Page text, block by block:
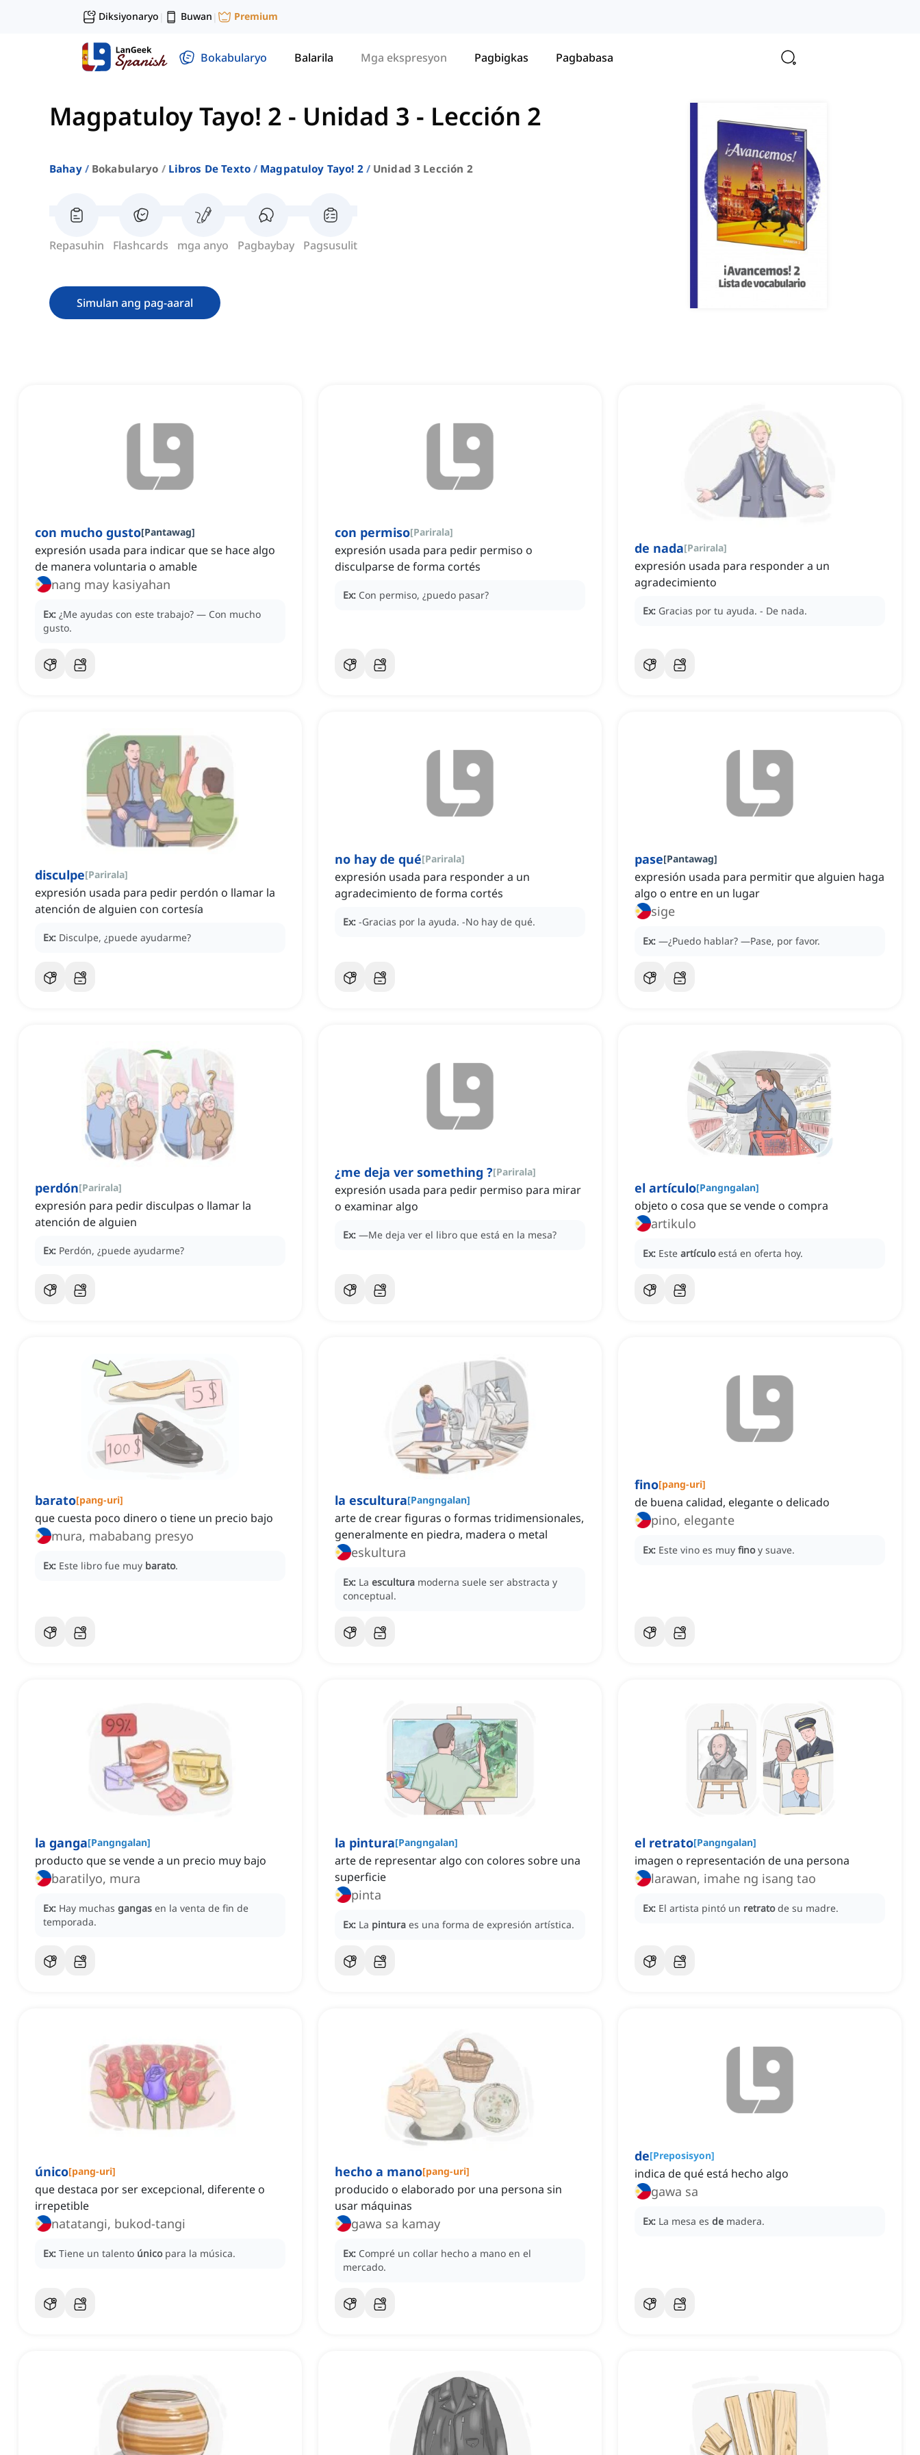
Diksiyonaryo | Buwan | Premium
Bokabularyo Balarila Mga ekspresyon Pagbigkas Pagbabasa
Magpatuloy Tayo! 2 - Unidad 3 - Lección 2
Bahay Bokabularyo Libros De Texto Magpatuloy Tayo! 2 Unidad 3 Lección 2
Repasuhin Flashcards mga anyo Pagbaybay Pagsusulit
Simulan ang pag-aaral
con mucho gusto[Pantawag]
expresión usada para indicar que se hace algo
de manera voluntaria o amable
nang may kasiyahan
Ex: ¿Me ayudas con este trabajo? — Con mucho
gusto.
con permiso[Parirala]
expresión usada para pedir permiso o
disculparse de forma cortés
Ex: Con permiso, ¿puedo pasar?
de nada[Parirala]
expresión usada para responder a un
agradecimiento
Ex: Gracias por tu ayuda. - De nada.
disculpe[Parirala]
expresión usada para pedir perdón o llamar la
atención de alguien con cortesía
Ex: Disculpe, ¿puede ayudarme?
no hay de qué[Parirala]
expresión usada para responder a un
agradecimiento de forma cortés
Ex: -Gracias por la ayuda. -No hay de qué.
pase[Pantawag]
expresión usada para permitir que alguien haga
algo o entre en un lugar
sige
Ex: —¿Puedo hablar? —Pase, por favor.
perdón[Parirala]
expresión para pedir disculpas o llamar la
atención de alguien
Ex: Perdón, ¿puede ayudarme?
¿me deja ver something ?[Parirala]
expresión usada para pedir permiso para mirar
o examinar algo
Ex: —Me deja ver el libro que está en la mesa?
el artículo[Pangngalan]
objeto o cosa que se vende o compra
artikulo
Ex: Este artículo está en oferta hoy.
barato[pang-uri]
que cuesta poco dinero o tiene un precio bajo
mura, mababang presyo
Ex: Este libro fue muy barato.
la escultura[Pangngalan]
arte de crear figuras o formas tridimensionales,
generalmente en piedra, madera o metal
eskultura
Ex: La escultura moderna suele ser abstracta y
conceptual.
fino[pang-uri]
de buena calidad, elegante o delicado
pino, elegante
Ex: Este vino es muy fino y suave.
la ganga[Pangngalan]
producto que se vende a un precio muy bajo
baratilyo, mura
Ex: Hay muchas gangas en la venta de fin de
temporada.
la pintura[Pangngalan]
arte de representar algo con colores sobre una
superficie
pinta
Ex: La pintura es una forma de expresión artística.
el retrato[Pangngalan]
imagen o representación de una persona
larawan, imahe ng isang tao
Ex: El artista pintó un retrato de su madre.
único[pang-uri]
que destaca por ser excepcional, diferente o
irrepetible
natatangi, bukod-tangi
Ex: Tiene un talento único para la música.
hecho a mano[pang-uri]
producido o elaborado por una persona sin
usar máquinas
gawa sa kamay
Ex: Compré un collar hecho a mano en el
mercado.
de[Preposisyon]
indica de qué está hecho algo
gawa sa
Ex: La mesa es de madera.